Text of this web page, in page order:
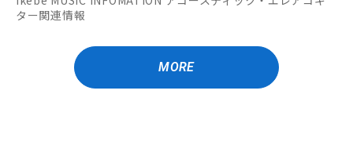
ター関連情報
MORE